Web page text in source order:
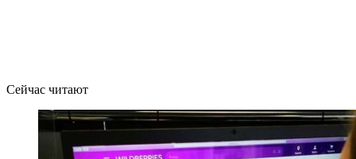
Сейчас читают